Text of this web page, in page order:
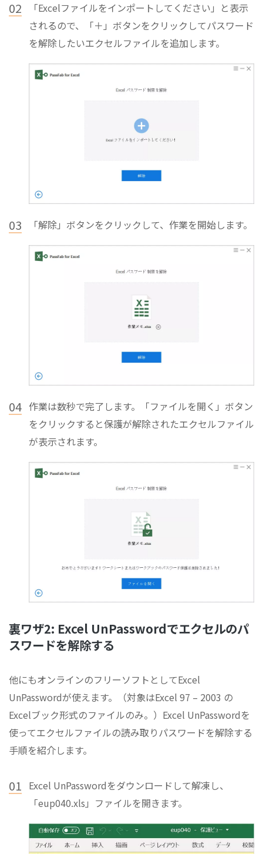
02
「Excelファイルをインポートしてください」と表示
されるので、「＋」ボタンをクリックしてパスワード
を解除したいエクセルファイルを追加します。
03 「解除」ボタンをクリックして、作業を開始します。
04 作業は数秒で完了します。「ファイルを開く」ボタン
をクリックすると保護が解除されたエクセルファイル
が表示されます。
裏ワザ2: Excel UnPasswordでエクセルのパ
スワードを解除する
他にもオンラインのフリーソフトとしてExcel
UnPasswordが使えます。（対象はExcel 97 – 2003 の
Excelブック形式のファイルのみ。）Excel UnPasswordを
使ってエクセルファイルの読み取りパスワードを解除する
手順を紹介します。
01 Excel UnPasswordをダウンロードして解凍し、
「eup040.xls」ファイルを開きます。